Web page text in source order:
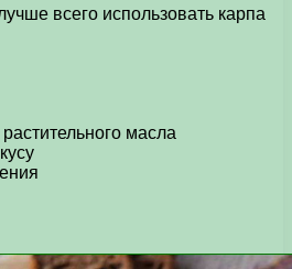
всего использовать карпа
масла